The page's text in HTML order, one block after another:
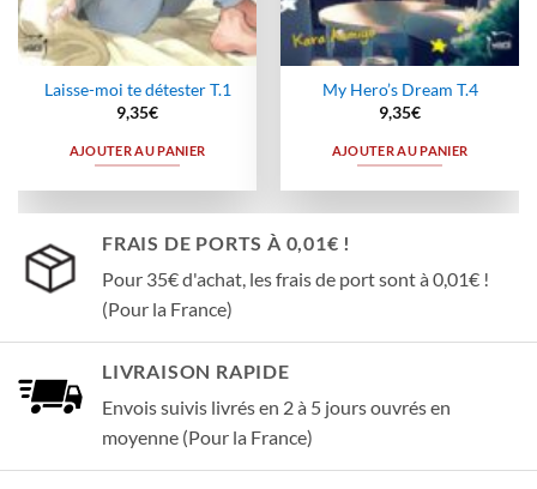
Laisse-moi te détester T.1
9,35€
AJOUTER AU PANIER
My Hero’s Dream T.4
9,35€
AJOUTER AU PANIER
FRAIS DE PORTS À 0,01€ !
Pour 35€ d'achat, les frais de port sont à 0,01€ !
(Pour la France)
LIVRAISON RAPIDE
Envois suivis livrés en 2 à 5 jours ouvrés en
moyenne (Pour la France)